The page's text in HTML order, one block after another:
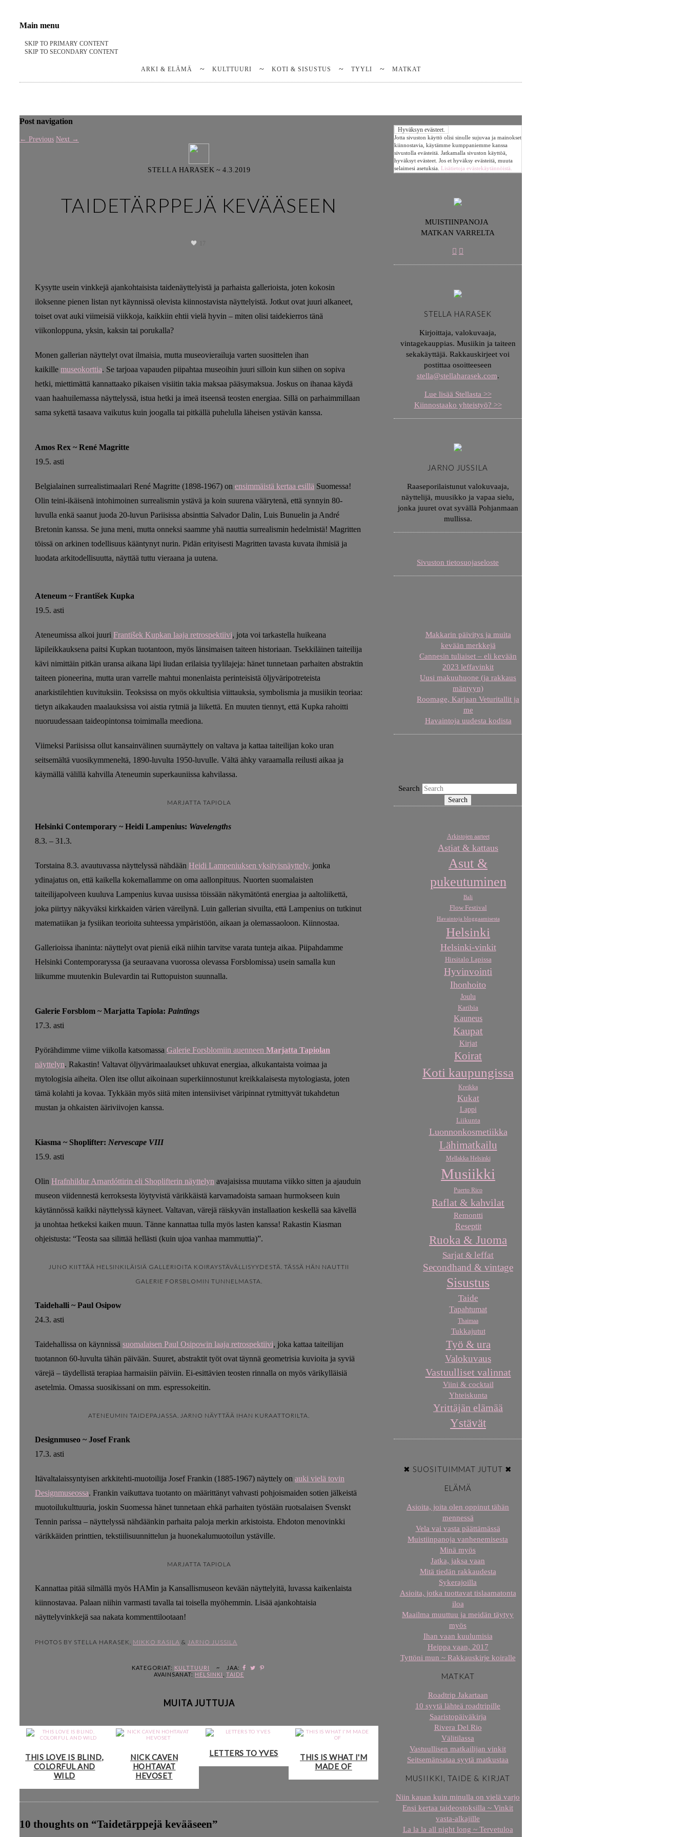
Notes on a life
Stella Harasek & Jarno Jussila
Main menu
SKIP TO PRIMARY CONTENT
SKIP TO SECONDARY CONTENT
ARKI & ELÄMÄ KULTTUURI KOTI & SISUSTUS TYYLI MATKAT
Post navigation
← Previous Next →
STELLA HARASEK ~ 4.3.2019
TAIDETÄRPPEJÄ KEVÄÄSEEN
Kysytte usein vinkkejä ajankohtaisista taidenäyttelyistä ja parhaista gallerioista, joten kokosin
iloksenne pienen listan nyt käynnissä olevista kiinnostavista näyttelyistä. Jotkut ovat juuri alkaneet,
toiset ovat auki viimeisiä viikkoja, kaikkiin ehtii vielä hyvin – miten olisi taidekierros tänä
viikonloppuna, yksin, kaksin tai porukalla?
Monen gallerian näyttelyt ovat ilmaisia, mutta museovierailuja varten suosittelen ihan
kaikille museokorttia. Se tarjoaa vapauden piipahtaa museoihin juuri silloin kun siihen on sopiva
hetki, miettimättä kannattaako pikaisen visiitin takia maksaa pääsymaksua. Joskus on ihanaa käydä
vaan haahuilemassa näyttelyssä, istua hetki ja imeä itseensä teosten energiaa. Sillä on parhaimmillaan
sama sykettä tasaava vaikutus kuin joogalla tai pitkällä puhelulla läheisen ystävän kanssa.
Amos Rex ~ René Magritte
19.5. asti
Belgialainen surrealistimaalari René Magritte (1898-1967) on ensimmäistä kertaa esillä Suomessa!
Olin teini-ikäisenä intohimoinen surrealismin ystävä ja koin suurena väärytenä, että synnyin 80-
luvulla enkä saanut juoda 20-luvun Pariisissa absinttia Salvador Dalin, Luis Bunuelin ja André
Bretonin kanssa. Se juna meni, mutta onneksi saamme yhä nauttia surrealismin hedelmistä! Magritten
töissä on arkinen todellisuus kääntynyt nurin. Pidän erityisesti Magritten tavasta kuvata ihmisiä ja
luodata arkitodellisuutta, näyttää tuttu vieraana ja uutena.
Ateneum ~ František Kupka
19.5. asti
Ateneumissa alkoi juuri František Kupkan laaja retrospektiivi, jota voi tarkastella huikeana
läpileikkauksena paitsi Kupkan tuotantoon, myös länsimaisen taiteen historiaan. Tsekkiläinen taiteilija
kävi nimittäin pitkän uransa aikana läpi liudan erilaisia tyylilajeja: hänet tunnetaan parhaiten abstraktin
taiteen pioneerina, mutta uran varrelle mahtui monenlaista perinteisistä öljyväripotreteista
anarkistilehtien kuvituksiin. Teoksissa on myös okkultisia viittauksia, symbolismia ja musiikin teoriaa:
tietyn aikakauden maalauksissa voi aistia rytmiä ja liikettä. En muuten tiennyt, että Kupka rahoitti
nuoruudessaan taideopintonsa toimimalla meediona.
Viimeksi Pariisissa ollut kansainvälinen suurnäyttely on valtava ja kattaa taiteilijan koko uran
seitsemältä vuosikymmeneltä, 1890-luvulta 1950-luvulle. Vältä ähky varaamalla reilusti aikaa ja
käymällä välillä kahvilla Ateneumin superkauniissa kahvilassa.
MARJATTA TAPIOLA
Helsinki Contemporary ~ Heidi Lampenius: Wavelengths
8.3. – 31.3.
Torstaina 8.3. avautuvassa näyttelyssä nähdään Heidi Lampeniuksen yksityisnäyttely, jonka
ydinajatus on, että kaikella kokemallamme on oma aallonpituus. Nuorten suomalaisten
taiteilijapolveen kuuluva Lampenius kuvaa uusissa töissään näkymätöntä energiaa ja aaltoliikettä,
joka piirtyy näkyväksi kirkkaiden värien väreilynä. Luin gallerian sivuilta, että Lampenius on tutkinut
matematiikan ja fysiikan teorioita suhteessa ympäristöön, aikaan ja olemassaoloon. Kiinnostaa.
Gallerioissa ihaninta: näyttelyt ovat pieniä eikä niihin tarvitse varata tunteja aikaa. Piipahdamme
Helsinki Contemporaryssa (ja seuraavana vuorossa olevassa Forsblomissa) usein samalla kun
liikumme muutenkin Bulevardin tai Ruttopuiston suunnalla.
Galerie Forsblom ~ Marjatta Tapiola: Paintings
17.3. asti
Pyörähdimme viime viikolla katsomassa Galerie Forsblomiin auenneen Marjatta Tapiolan
näyttelyn. Rakastin! Valtavat öljyvärimaalaukset uhkuvat energiaa, alkukantaista voimaa ja
mytologisia aiheita. Olen itse ollut aikoinaan superkiinnostunut kreikkalaisesta mytologiasta, joten
tämä kolahti ja kovaa. Tykkään myös siitä miten intensiiviset väripinnat rytmittyvät tukahdetun
mustan ja ohkaisten ääriviivojen kanssa.
Kiasma ~ Shoplifter: Nervescape VIII
15.9. asti
Olin Hrafnhildur Arnardóttirin eli Shoplifterin näyttelyn avajaisissa muutama viikko sitten ja ajauduin
museon viidennestä kerroksesta löytyvistä värikkäistä karvamadoista samaan hurmokseen kuin
käytännössä kaikki näyttelyssä käyneet. Valtavan, värejä räiskyvän installaation keskellä saa kävellä
ja unohtaa hetkeksi kaiken muun. Tänne kannattaa tulla myös lasten kanssa! Rakastin Kiasman
ohjeistusta: “Teosta saa silittää hellästi (kuin ujoa vanhaa mammuttia)”.
JUNO KIITTÄÄ HELSINKILÄISIÄ GALLERIOITA KOIRAYSTÄVÄLLISYYDESTÄ. TÄSSÄ HÄN NAUTTII
GALERIE FORSBLOMIN TUNNELMASTA.
Taidehalli ~ Paul Osipow
24.3. asti
Taidehallissa on käynnissä suomalaisen Paul Osipowin laaja retrospektiivi, joka kattaa taiteilijan
tuotannon 60-luvulta tähän päivään. Suuret, abstraktit työt ovat täynnä geometrisia kuvioita ja syviä
värejä – täydellistä terapiaa harmaisiin päiviin. Ei-esittävien teosten rinnalla on myös värikylläisiä
asetelmia. Omassa suosikissani on mm. espressokeitin.
ATENEUMIN TAIDEPAJASSA. JARNO NÄYTTÄÄ IHAN KURAATTORILTA.
Designmuseo ~ Josef Frank
17.3. asti
Itävaltalaissyntyisen arkkitehti-muotoilija Josef Frankin (1885-1967) näyttely on auki vielä tovin
Designmuseossa. Frankin vaikuttava tuotanto on määrittänyt vahvasti pohjoismaiden sotien jälkeistä
muotoilukulttuuria, joskin Suomessa hänet tunnetaan ehkä parhaiten työstään ruotsalaisen Svenskt
Tennin parissa – näyttelyssä nähdäänkin parhaita paloja merkin arkistoista. Ehdoton menovinkki
värikkäiden printtien, tekstiilisuunnittelun ja huonekalumuotoilun ystäville.
MARJATTA TAPIOLA
Kannattaa pitää silmällä myös HAMin ja Kansallismuseon kevään näyttelyitä, luvassa kaikenlaista
kiinnostavaa. Palaan niihin varmasti tavalla tai toisella myöhemmin. Lisää ajankohtaisia
näyttelyvinkkejä saa nakata kommenttilootaan!
PHOTOS BY STELLA HARASEK, MIKKO RASILA & JARNO JUSSILA
KATEGORIAT: KULTTUURI ~
JAA:
AVAINSANAT: HELSINKI TAIDE
MUITA JUTTUJA
THIS LOVE IS BLIND,
COLORFUL AND
WILD
NICK CAVEN
HOHTAVAT
HEVOSET
LETTERS TO YVES
THIS IS WHAT I'M
MADE OF
10 thoughts on “Taidetärppejä kevääseen”
Jotta sivuston käyttö olisi sinulle sujuvaa ja mainokset
kiinnostavia, käytämme kumppaniemme kanssa
sivustolla evästeitä. Jatkamalla sivuston käyttöä,
hyväksyt evästeet. Jos et hyväksy evästeitä, muuta
selaimesi asetuksia. Lisätietoja evästekäytännöistä.
MUISTIINPANOJA
MATKAN VARRELTA
STELLA HARASEK
Kirjoittaja, valokuvaaja,
vintagekauppias. Musiikin ja taiteen
sekakäyttäjä. Rakkauskirjeet voi
postittaa osoitteeseen
stella@stellaharasek.com.
Lue lisää Stellasta >>
Kiinnostaako yhteistyö? >>
JARNO JUSSILA
Raaseporilaistunut valokuvaaja,
näyttelijä, muusikko ja vapaa sielu,
jonka juuret ovat syvällä Pohjanmaan
mullissa.
Sivuston tietosuojaseloste
Makkarin päivitys ja muita
kevään merkkejä
Cannesin tuliaiset – eli kevään
2023 leffavinkit
Uusi makuuhuone (ja rakkaus
mäntyyn)
Roomage, Karjaan Veturitallit ja
me
Havaintoja uudesta kodista
Search
Arkistojen aarteet
Astiat & kattaus
Asut &
pukeutuminen
Bali
Flow Festival
Havaintoja bloggaamisesta
Helsinki
Helsinki-vinkit
Hirsitalo Lapissa
Hyvinvointi
Ihonhoito
Joulu
Karibia
Kauneus
Kaupat
Kirjat
Koirat
Koti kaupungissa
Kreikka
Kukat
Lappi
Liikunta
Luonnonkosmetiikka
Lähimatkailu
Mellakka Helsinki
Musiikki
Puerto Rico
Raflat & kahvilat
Remontti
Reseptit
Ruoka & Juoma
Sarjat & leffat
Secondhand & vintage
Sisustus
Taide
Tapahtumat
Thaimaa
Tukkajutut
Työ & ura
Valokuvaus
Vastuulliset valinnat
Viini & cocktail
Yhteiskunta
Yrittäjän elämää
Ystävät
✖ SUOSITUIMMAT JUTUT ✖
ELÄMÄ
Asioita, joita olen oppinut tähän
mennessä
Vela vai vasta päättämässä
Muistiinpanoja vanhenemisesta
Minä myös
Jatka, jaksa vaan
Mitä tiedän rakkaudesta
Sykerajoilla
Asioita, jotka tuottavat tislaamatonta
iloa
Maailma muuttuu ja meidän täytyy
myös
Ihan vaan kuulumisia
Heippa vaan, 2017
Tyttöni mun ~ Rakkauskirje koiralle
MATKAT
Roadtrip Jakartaan
10 syytä lähteä roadtripille
Saaristopäiväkirja
Rivera Del Rio
Välitilassa
Vastuullisen matkailijan vinkit
Seitsemänsataa syytä matkustaa
MUSIIKKI, TAIDE & KIRJAT
Niin kauan kuin minulla on vielä varjo
Ensi kertaa taideostoksilla ~ Vinkit
vasta-alkajille
La la la all night long ~ Tervetuloa